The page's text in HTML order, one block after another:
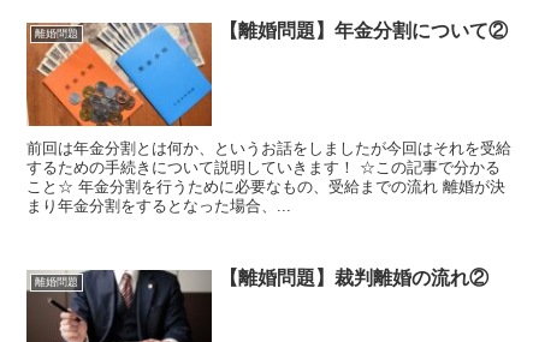
離婚問題 【離婚問題】年金分割について②
前回は年金分割とは何か、というお話をしましたが今回はそれを受給
するための手続きについて説明していきます！ ☆この記事で分かる
こと☆ 年金分割を行うために必要なもの、受給までの流れ 離婚が決
まり年金分割をするとなった場合、...
離婚問題 【離婚問題】裁判離婚の流れ②